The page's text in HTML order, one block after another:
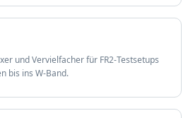
und Vervielfacher für FR2-Testsetups
bis ins W-Band.